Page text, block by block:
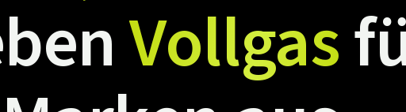
Vollgas